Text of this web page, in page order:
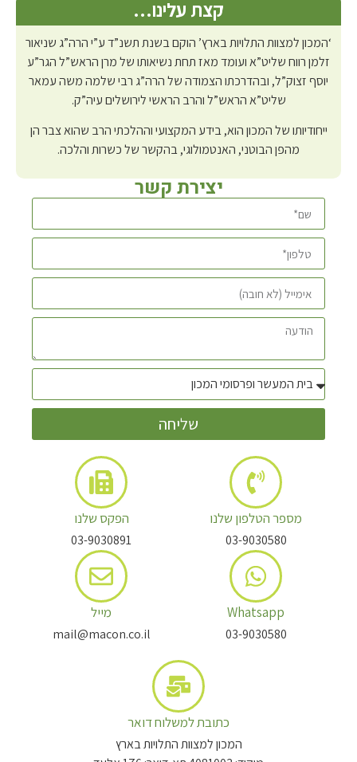
קצת עלינו…
‘המכון למצוות התלויות בארץ’ הוקם בשנת תשנ”ד ע”י הרה”ג שניאור
זלמן רווח שליט”א ועומד מאז תחת נשיאותו של מרן הראש”ל הגר”ע
יוסף זצוק”ל, ובהדרכתו הצמודה של הרה”ג רבי שלמה משה עמאר
שליט”א הראש”ל והרב הראשי לירושלים עיה”ק.
ייחודיותו של המכון הוא, בידע המקצועי וההלכתי הרב שהוא צבר הן
מהפן הבוטני, האנטמולוגי, בהקשר של כשרות והלכה.
יצירת קשר
שליחה
מספר הטלפון שלנו
03-9030580
Whatsapp
03-9030580
הפקס שלנו
03-9030891
מייל
mail@macon.co.il
כתובת למשלוח דואר
המכון למצוות התלויות בארץ